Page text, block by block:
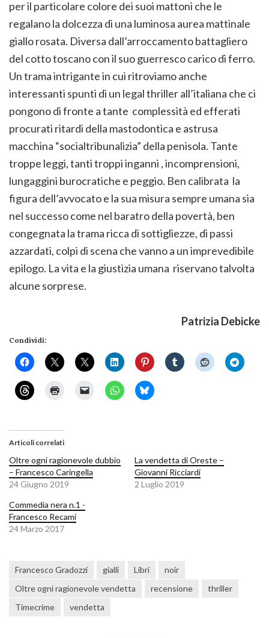
per il particolare colore dei suoi mattoni che le
regalano la dolcezza di una luminosa aurea mattinale
giallo rosata. Diversa dall’arroccamento battagliero
del cotto toscano con il suo guerresco carico di ferro.
Un trama intrigante in cui ritroviamo anche
interessanti spunti di un legal thriller all’italiana che ci
pongono di fronte a tante complessità ed efferati
procurati ritardi della mastodontica e astrusa
macchina “socialtribunalizia” della penisola. Tante
troppe leggi, tanti troppi inganni , incomprensioni,
lungaggini burocratiche e peggio. Ben calibrata la
figura dell’avvocato e la sua misura sempre umana sia
nel successo come nel baratro della povertà, ben
congegnata la trama ricca di sottigliezze, di passi
azzardati, colpi di scena che vanno a un imprevedibile
epilogo. La vita e la giustizia umana riservano talvolta
alcune sorprese.
Patrizia Debicke
Condividi:
Articoli correlati
Oltre ogni ragionevole dubbio
– Francesco Caringella
24 Giugno 2019
La vendetta di Oreste –
Giovanni Ricciardi
2 Luglio 2019
Commedia nera n.1 -
Francesco Recami
24 Marzo 2017
Francesco Gradozzi gialli Libri
noir
Oltre ogni ragionevole vendetta
recensione
thriller
Timecrime
vendetta